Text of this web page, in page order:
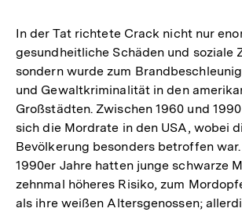
der
Fußnote
In der Tat richtete Crack nicht nur
gesundheitliche Schäden und soziale
sondern wurde zum
und Gewaltkriminalität in den
Großstädten. Zwischen 1960 und
sich die Mordrate in den USA, wobei
Bevölkerung besonders betroffen
1990er Jahre hatten junge schwarze
zehnmal höheres Risiko, zum
als ihre weißen Altersgenossen;